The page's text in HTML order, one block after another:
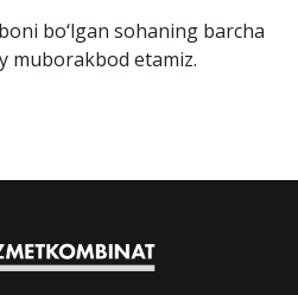
bo‘lgan sohaning barcha
muborakbod etamiz.